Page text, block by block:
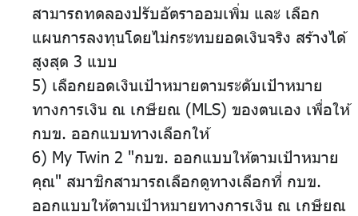
สามารถทดลองปรับอัตราออมเพิ่ม และ เลือก
แผนการลงทุนโดยไม่กระทบยอดเงินจริง สร้างได้
สูงสุด 3 แบบ
5) เลือกยอดเงินเป้าหมายตามระดับเป้าหมาย
ทางการเงิน ณ เกษียณ (MLS) ของตนเอง เพื่อให้
กบข. ออกแบบทางเลือกให้
6) My Twin 2 "กบข. ออกแบบให้ตามเป้าหมาย
คุณ" สมาชิกสามารถเลือกดูทางเลือกที่ กบข.
ออกแบบให้ตามเป้าหมายทางการเงิน ณ เกษียณ